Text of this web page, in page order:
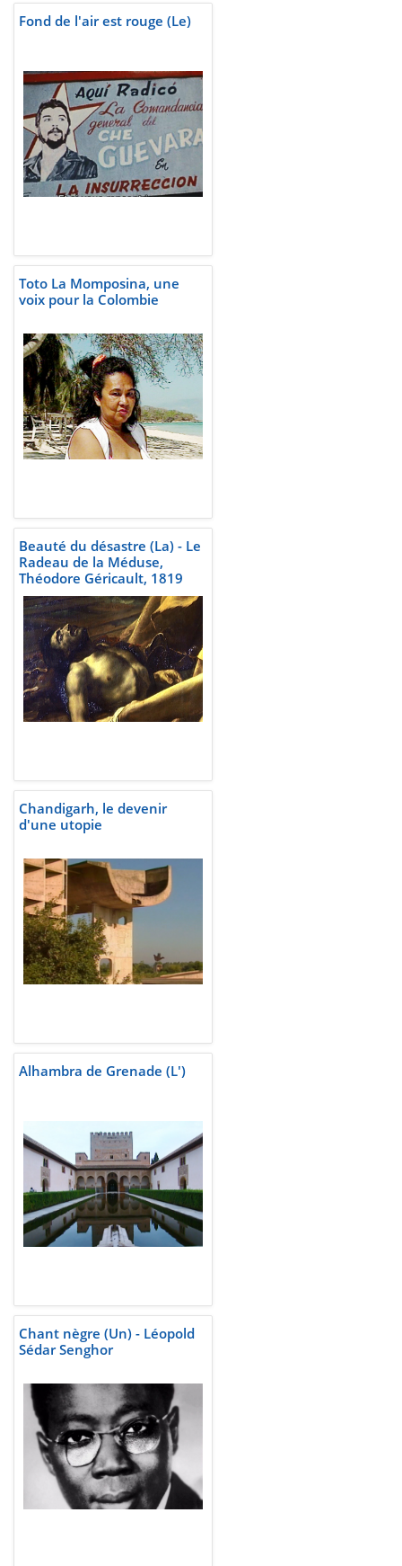
Fond de l'air est rouge (Le)
Toto La Momposina, une
voix pour la Colombie
Beauté du désastre (La) - Le
Radeau de la Méduse,
Théodore Géricault, 1819
Chandigarh, le devenir
d'une utopie
Alhambra de Grenade (L')
Chant nègre (Un) - Léopold
Sédar Senghor